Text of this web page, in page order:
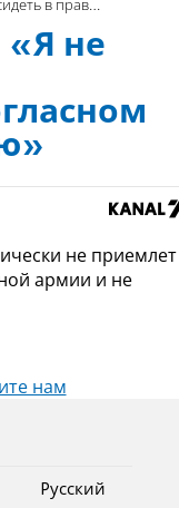
на наемную армию»
«Я не
не приемлет
армии и не
нам
Pусский